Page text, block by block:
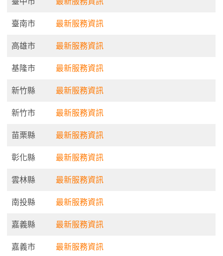
臺南市 最新服務資訊
高雄市 最新服務資訊
基隆市 最新服務資訊
新竹縣 最新服務資訊
新竹市 最新服務資訊
苗栗縣 最新服務資訊
彰化縣 最新服務資訊
雲林縣 最新服務資訊
南投縣 最新服務資訊
嘉義縣 最新服務資訊
嘉義市 最新服務資訊